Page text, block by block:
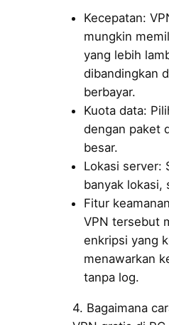
Kecepatan:
mungkin
yang lebih
dibandingkan
berbayar.
Kuota data:
dengan paket
besar.
Lokasi server:
banyak lokasi,
Fitur
VPN tersebut
enkripsi yang
menawarkan
tanpa log.
4. Bagaimana